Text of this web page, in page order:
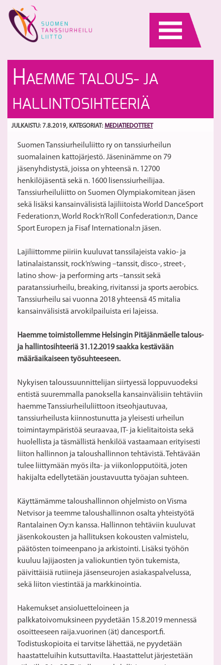
content
H AEMME TALOUS- JA
HALLINTOSIHTEERIÄ
JULKAISTU: 7.8.2019, KATEGORIAT: MEDIATIEDOTTEET
Suomen Tanssiurheiluliitto ry on tanssiurheilun
suomalainen kattojärjestö. Jäseninämme on 79
jäsenyhdistystä, joissa on yhteensä n. 12700
henkilöjäsentä sekä n. 1600 lisenssiurheilijaa.
Tanssiurheiluliitto on Suomen Olympiakomitean jäsen
sekä lisäksi kansainvälisistä lajiliitoista World DanceSport
Federation:n, World Rock’n’Roll Confederation:n, Dance
Sport Europe:n ja Fisaf International:n jäsen.
Lajiliittomme piiriin kuuluvat tanssilajeista vakio- ja
latinalaistanssit, rock’n’swing –tanssit, disco-, street-,
latino show- ja performing arts –tanssit sekä
paratanssiurheilu, breaking, rivitanssi ja sports aerobics.
Tanssiurheilu sai vuonna 2018 yhteensä 45 mitalia
kansainvälisistä arvokilpailuista eri lajeissa.
Haemme toimistollemme Helsingin Pitäjänmäelle talous-
ja hallintosihteeriä 31.12.2019 saakka kestävään
määräaikaiseen työsuhteeseen.
Nykyisen taloussuunnittelijan siirtyessä loppuvuodeksi
entistä suuremmalla panoksella kansainvälisiin tehtäviin
haemme Tanssiurheiluliittoon itseohjautuvaa,
tanssiurheilusta kiinnostunutta ja yleisesti urheilun
toimintaympäristöä seuraavaa, IT- ja kielitaitoista sekä
huolellista ja täsmällistä henkilöä vastaamaan erityisesti
liiton hallinnon ja taloushallinnon tehtävistä. Tehtävään
tulee liittymään myös ilta- ja viikonlopputöitä, joten
hakijalta edellytetään joustavuutta työajan suhteen.
Käyttämämme taloushallinnon ohjelmisto on Visma
Netvisor ja teemme taloushallinnon osalta yhteistyötä
Rantalainen Oy:n kanssa. Hallinnon tehtäviin kuuluvat
jäsenkokousten ja hallituksen kokousten valmistelu,
päätösten toimeenpano ja arkistointi. Lisäksi työhön
kuuluu lajijaosten ja valiokuntien työn tukemista,
päivittäisiä rutiineja jäsenseurojen asiakaspalvelussa,
sekä liiton viestintää ja markkinointia.
Hakemukset ansioluetteloineen ja
palkkatoivomuksineen pyydetään 15.8.2019 mennessä
osoitteeseen raija.vuorinen (ät) dancesport.fi.
Todistuskopioita ei tarvitse lähettää, ne pyydetään
haastatteluihin kutsuttavilta. Haastattelut järjestetään